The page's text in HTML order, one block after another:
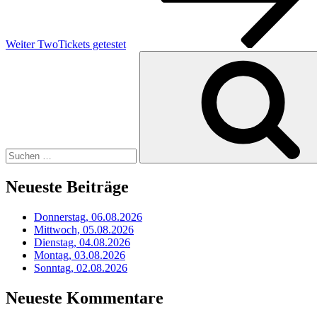
Weiter TwoTickets getestet
Neueste Beiträge
Donnerstag, 06.08.2026
Mittwoch, 05.08.2026
Dienstag, 04.08.2026
Montag, 03.08.2026
Sonntag, 02.08.2026
Neueste Kommentare